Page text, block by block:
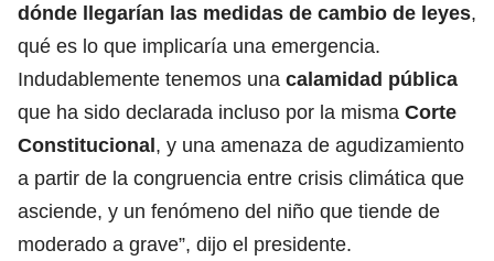
dónde llegarían las medidas de cambio de leyes,
qué es lo que implicaría una emergencia.
Indudablemente tenemos una calamidad pública
que ha sido declarada incluso por la misma Corte
Constitucional, y una amenaza de agudizamiento
a partir de la congruencia entre crisis climática que
asciende, y un fenómeno del niño que tiende de
moderado a grave”, dijo el presidente.